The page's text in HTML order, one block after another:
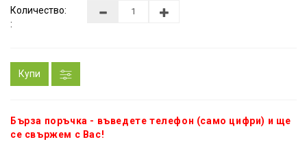
Количество:
:
Купи
Бърза поръчка - въведете телефон (само цифри) и ще
се свържем с Вас!